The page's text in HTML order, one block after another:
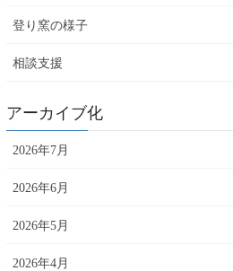
登り窯の様子
相談支援
アーカイブ化
2026年7月
2026年6月
2026年5月
2026年4月